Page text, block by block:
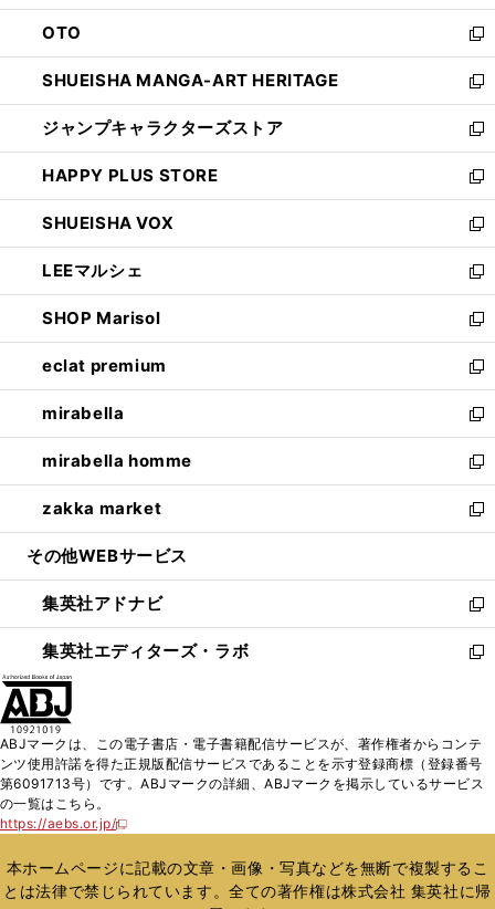
ウ
で
開
く
ン
ド
ウ
で
開
く
OTO
新
し
い
ウ
ィ
ン
ド
ウ
で
開
く
SHUEISHA MANGA-ART HERITAGE
新
し
い
ウ
ィ
ン
ド
ウ
で
開
く
ジャンプキャラクターズストア
新
し
い
ウ
ィ
ン
ド
ウ
で
開
く
HAPPY PLUS STORE
新
し
い
ウ
ィ
ン
ド
ウ
で
開
く
SHUEISHA VOX
新
し
い
ウ
ィ
ン
ド
ウ
で
開
く
LEEマルシェ
新
し
い
ウ
ィ
ン
ド
ウ
で
開
く
SHOP Marisol
新
し
い
ウ
ィ
ン
ド
ウ
で
開
eclat premium
新
し
い
ウ
ィ
ン
ド
ウ
開
く
mirabella
新
し
い
ウ
ィ
ン
ウ
で
開
く
mirabella homme
新
し
い
ウ
ン
ド
ウ
で
zakka market
新
し
ウ
ィ
ン
ド
く
その他WEBサービス
集英社アドナビ
新
し
い
ド
ウ
で
集英社エディターズ・ラボ
新
ィ
ン
ド
開
く
ABJマークは、この電子書店・電子書籍配信サービスが、著作権者からコンテ
ンツ使用許諾を得た正規版配信サービスであることを示す登録商標（登録番号
第6091713号）です。ABJマークの詳細、ABJマークを掲示しているサービス
の一覧はこちら。
https://aebs.or.jp/
新
い
ウ
ィ
本ホームページに記載の文章・画像・写真などを無断で複製するこ
とは法律で禁じられています。全ての著作権は株式会社 集英社に帰